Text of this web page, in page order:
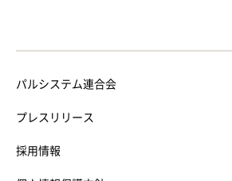
パルシステム連合会
プレスリリース
採用情報